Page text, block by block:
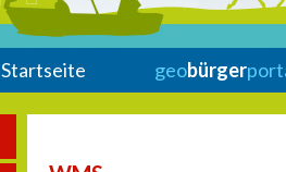
Startseite geobürger